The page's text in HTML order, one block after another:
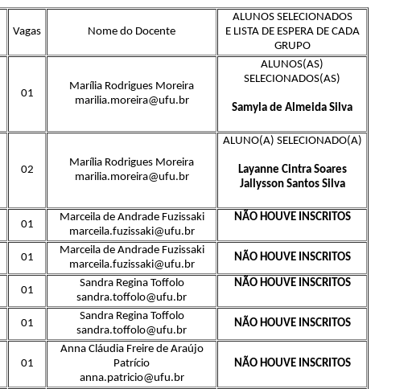
Vagas Nome do Docente
ALUNOS SELECIONADOS
E LISTA DE ESPERA DE CADA
GRUPO
01
Marília Rodrigues Moreira
marilia.moreira@ufu.br
ALUNOS(AS)
SELECIONADOS(AS)
Samyla de Almeida Silva
02
Marília Rodrigues Moreira
marilia.moreira@ufu.br
ALUNO(A) SELECIONADO(A)
Layanne Cintra Soares
Jallysson Santos Silva
01
Marceila de Andrade Fuzissaki
marceila.fuzissaki@ufu.br
NÃO HOUVE INSCRITOS
01
Marceila de Andrade Fuzissaki
marceila.fuzissaki@ufu.br
NÃO HOUVE INSCRITOS
01
Sandra Regina Toffolo
sandra.toffolo@ufu.br
NÃO HOUVE INSCRITOS
01
Sandra Regina Toffolo
sandra.toffolo@ufu.br
NÃO HOUVE INSCRITOS
01
Anna Cláudia Freire de Araújo
Patrício
anna.patricio@ufu.br
NÃO HOUVE INSCRITOS